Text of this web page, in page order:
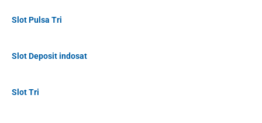
Slot Pulsa Tri
Slot Deposit indosat
Slot Tri